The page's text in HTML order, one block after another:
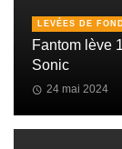
LEVÉES DE
Fantom lève
Sonic
24 mai 2024